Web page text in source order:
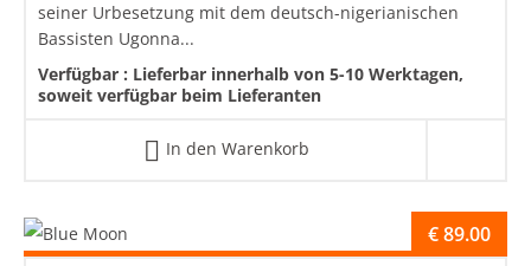
seiner Urbesetzung mit dem deutsch-nigerianischen
Bassisten Ugonna...
Verfügbar : Lieferbar innerhalb von 5-10 Werktagen,
soweit verfügbar beim Lieferanten
In den Warenkorb
€89.00